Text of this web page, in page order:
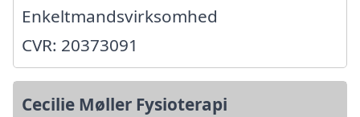
Enkeltmandsvirksomhed
CVR: 20373091
Cecilie Møller Fysioterapi